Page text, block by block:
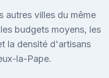
autres villes du même
budgets moyens, les
la densité d'artisans
la-Pape.